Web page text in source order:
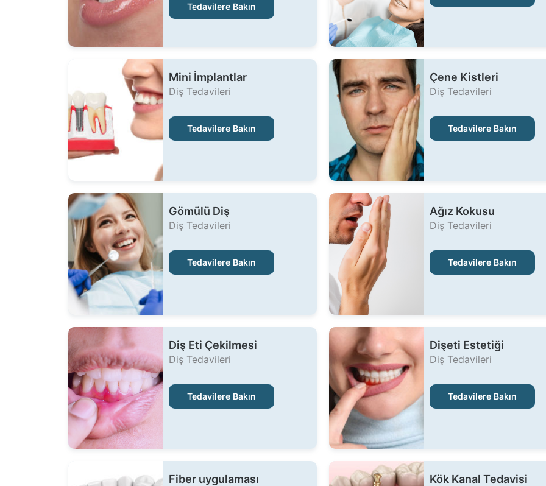
Tedavilere Bakın
Mini İmplantlar
Diş Tedavileri
Tedavilere Bakın
Çene Kistleri
Diş Tedavileri
Tedavilere Bakın
Gömülü Diş
Diş Tedavileri
Tedavilere Bakın
Ağız Kokusu
Diş Tedavileri
Tedavilere Bakın
Diş Eti Çekilmesi
Diş Tedavileri
Tedavilere Bakın
Dişeti Estetiği
Diş Tedavileri
Tedavilere Bakın
Fiber uygulaması Kök Kanal Tedavisi